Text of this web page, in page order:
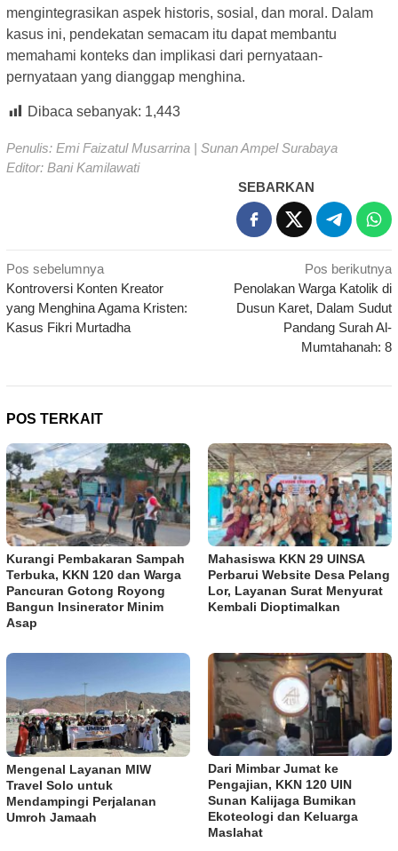
mengintegrasikan aspek historis, sosial, dan moral. Dalam
kasus ini, pendekatan semacam itu dapat membantu
memahami konteks dan implikasi dari pernyataan-
pernyataan yang dianggap menghina.
Dibaca sebanyak: 1,443
Penulis: Emi Faizatul Musarrina | Sunan Ampel Surabaya
Editor: Bani Kamilawati
SEBARKAN
Navigasi
pos
Pos sebelumnya
Kontroversi Konten Kreator
yang Menghina Agama Kristen:
Kasus Fikri Murtadha
Pos berikutnya
Penolakan Warga Katolik di
Dusun Karet, Dalam Sudut
Pandang Surah Al-
Mumtahanah: 8
POS TERKAIT
Kurangi Pembakaran Sampah
Terbuka, KKN 120 dan Warga
Pancuran Gotong Royong
Bangun Insinerator Minim
Asap
Mahasiswa KKN 29 UINSA
Perbarui Website Desa Pelang
Lor, Layanan Surat Menyurat
Kembali Dioptimalkan
Mengenal Layanan MIW
Travel Solo untuk
Mendampingi Perjalanan
Umroh Jamaah
Dari Mimbar Jumat ke
Pengajian, KKN 120 UIN
Sunan Kalijaga Bumikan
Ekoteologi dan Keluarga
Maslahat